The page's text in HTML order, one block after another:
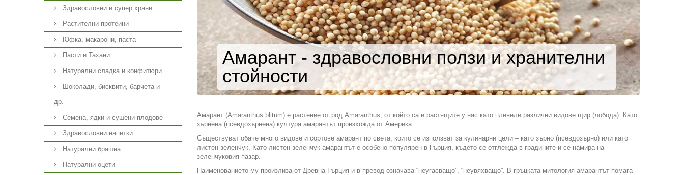
Здравословни и супер храни
Растителни протеини
Юфка, макарони, паста
Пасти и Тахани
Натурални сладка и конфитюри
Шоколади, бисквити, барчета и
др.
Семена, ядки и сушени плодове
Здравословни напитки
Натурални брашна
Натурални оцети
Амарант - здравословни ползи и хранителни
стойности
Амарант (Amaranthus blitum) е растение от род Amaranthus, от който са и растящите у нас като плевели различни видове щир (лобода). Като
зърнена (псевдозърнена) култура амарантът произхожда от Америка.
Съществуват обаче много видове и сортове амарант по света, които се използват за кулинарни цели – като зърно (псевдозърно) или като
листен зеленчук. Като листен зеленчук амарантът е особено популярен в Гърция, където се отглежда в градините и се намира на
зеленчуковия пазар.
Наименованието му произлиза от Древна Гърция и в превод означава “неугасващо”, “неувяхващо”. В гръцката митология амарантът помага